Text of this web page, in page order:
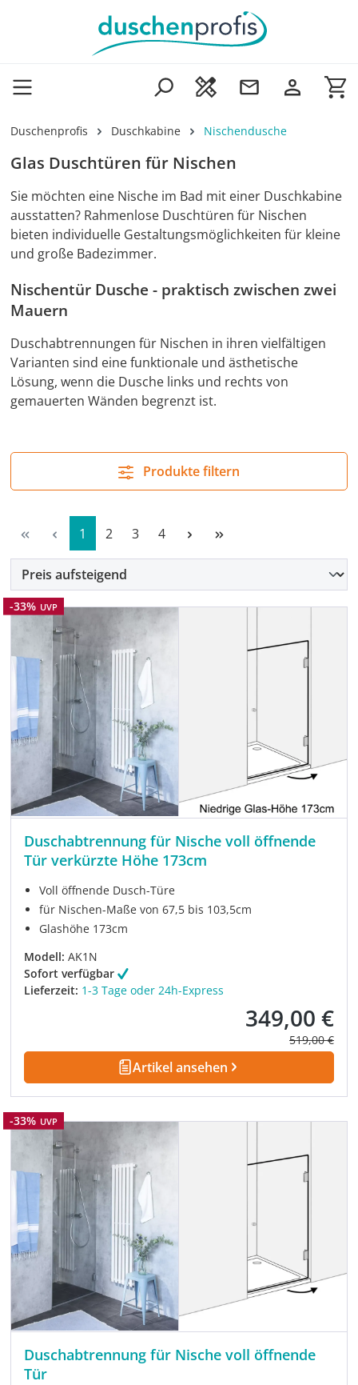
Zum Hauptinhalt springen
Duschenprofis Duschkabine Nischendusche
Glas Duschtüren für Nischen
Sie möchten eine Nische im Bad mit einer Duschkabine
ausstatten? Rahmenlose Duschtüren für Nischen
bieten individuelle Gestaltungsmöglichkeiten für kleine
und große Badezimmer.
Nischentür Dusche - praktisch zwischen zwei
Mauern
Duschabtrennungen für Nischen in ihren vielfältigen
Varianten sind eine funktionale und ästhetische
Lösung, wenn die Dusche links und rechts von
gemauerten Wänden begrenzt ist.
Produkte filtern
Seite
1 Seite
2 Seite
3 Seite
4
Rabatt
-33% UVP
Duschabtrennung für Nische voll öffnende
Tür verkürzte Höhe 173cm
Voll öffnende Dusch-Türe
für Nischen-Maße von 67,5 bis 103,5cm
Glashöhe 173cm
Modell: AK1N
Sofort verfügbar
Lieferzeit: 1-3 Tage oder 24h-Express
Verkaufspreis:
349,00 €
Regulärer
519,00 €
Artikel ansehen
Rabatt
-33% UVP
Duschabtrennung für Nische voll öffnende
Tür